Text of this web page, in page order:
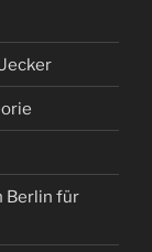
Berlin für